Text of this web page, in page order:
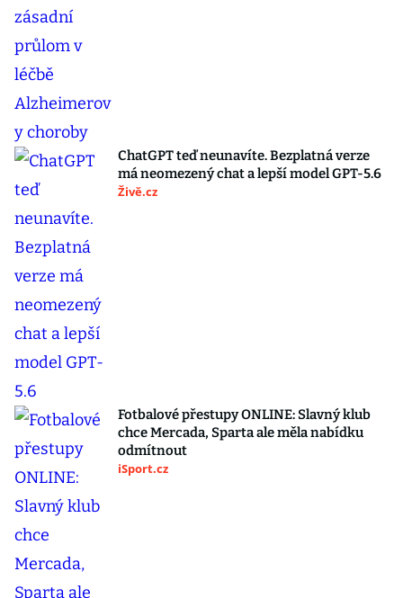
ChatGPT teď neunavíte. Bezplatná verze
má neomezený chat a lepší model GPT-5.6
Živě.cz
Fotbalové přestupy ONLINE: Slavný klub
chce Mercada, Sparta ale měla nabídku
odmítnout
iSport.cz